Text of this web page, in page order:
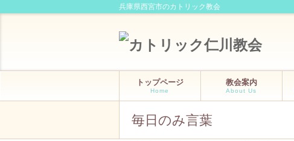
兵庫県西宮市のカトリック教会
トップページ
Home
教会案内
About Us
毎日のみ言葉